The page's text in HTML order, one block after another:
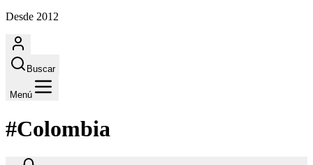
Desde 2012
Buscar
Menú
#Colombia